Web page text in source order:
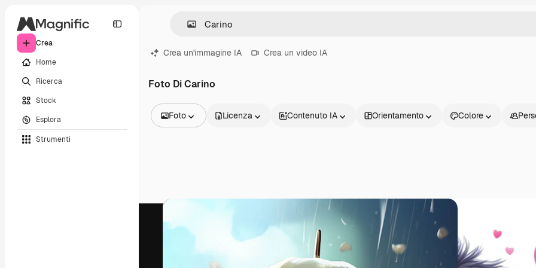
Crea
Home
Ricerca
Stock
Esplora
Strumenti
Crea un'immagine IA Crea un video IA
Foto Di Carino
Foto
Video
Motion graphic
Modelli di video
Licenza Contenuto IA Orientamento Colore
Prodotti Inizia